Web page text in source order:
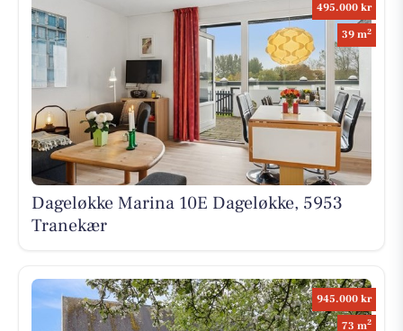
495.000 kr
39 m2
Dageløkke Marina 10E Dageløkke, 5953
Tranekær
945.000 kr
73 m2